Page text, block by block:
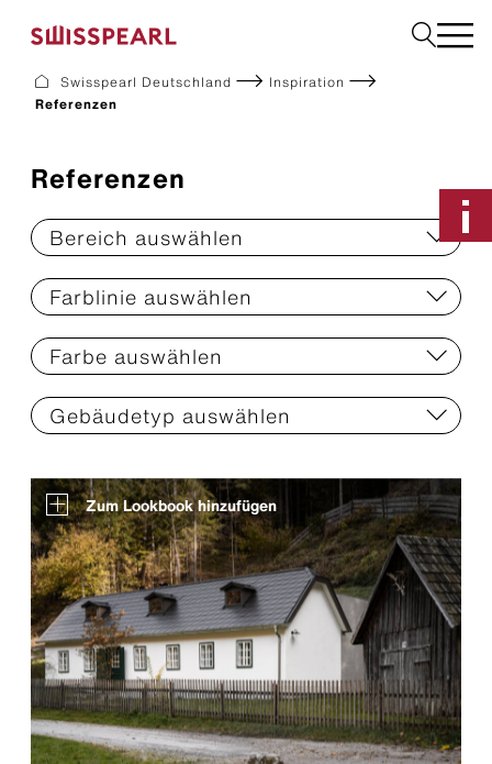
Services
Unternehmen
Inspiration
Nachhaltigkeit
Fassade
Solar
Innenausbau
Bauplatten
Garten
Downloads
Das Dach mit einer
Tectolit steht für eine
puristisch‑monolithische Gestaltung –
reduziert im Ausdruck, präzise in Form
und Ausführung.
Für harmonische, durchgängige
Gebäudehüllen von Dach bis Fassade –
effizient realisiert.
Mehr erfahren
Swisspearl Deutschland
Inspiration
Referenzen
Referenzen
Bereich auswählen
Farblinie auswählen
Farbe auswählen
Gebäudetyp auswählen
Zum Lookbook hinzufügen